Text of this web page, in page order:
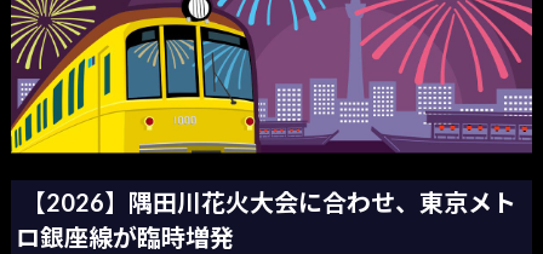
【2026】隅田川花火大会に合わせ、東京メト
ロ銀座線が臨時増発